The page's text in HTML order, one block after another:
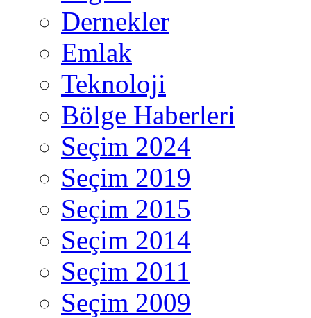
Dernekler
Emlak
Teknoloji
Bölge Haberleri
Seçim 2024
Seçim 2019
Seçim 2015
Seçim 2014
Seçim 2011
Seçim 2009